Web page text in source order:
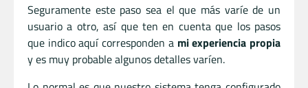
Seguramente este paso sea el que más varíe de un
usuario a otro, así que ten en cuenta que los pasos
que indico aquí corresponden a mi experiencia propia
y es muy probable algunos detalles varíen.